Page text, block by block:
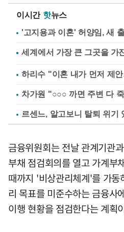
이시간 핫뉴스
'고지용과 이혼' 허양임, 새
하리수 "이혼 내가 먼저 제
차가원 "○○○ 까면 주변 다
르센느, 알고보니 탈퇴 위기
금융위원회는 전날 관계기관
부채 점검회의를 열고 가계부
때까지 '비상관리체계'를 가
리 목표를 미준수하는 금융사
이행 현황을 점검한다는 계획